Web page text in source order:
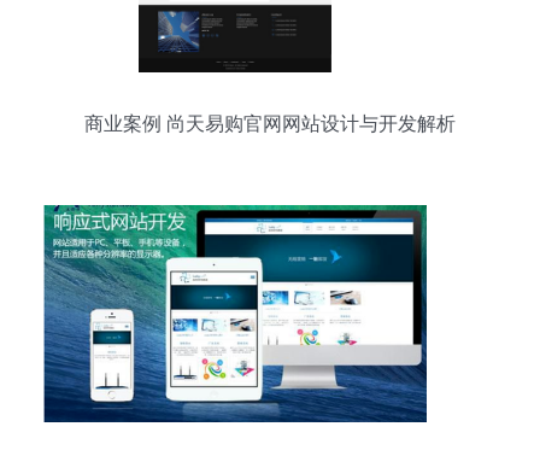
商业案例 尚天易购官网网站设计与开发解析